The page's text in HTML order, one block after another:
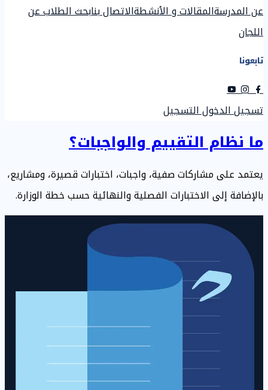
عن المدرسةالمقالات و الأنشطةالاتصال بنابحث الطلاب عن
اللجان
تابعونا
تسجيل الدخولالتسجيل
ما نظام التقييم والواجبات؟
يعتمد على مشاركات صفية، واجبات، اختبارات قصيرة، ومشاريع،
بالإضافة إلى الاختبارات الفصلية والنهائية حسب خطة الوزارة.